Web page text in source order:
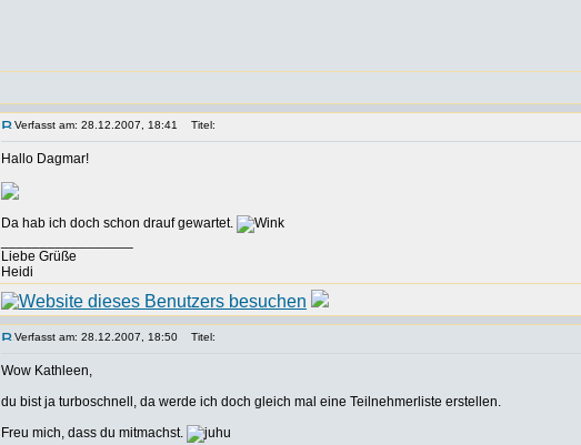
Verfasst am: 28.12.2007, 18:41 Titel:
Hallo Dagmar!
Da hab ich doch schon drauf gewartet.
Liebe Grüße
Heidi
Verfasst am: 28.12.2007, 18:50 Titel:
Wow Kathleen,
du bist ja turboschnell, da werde ich doch gleich mal eine Teilnehmerliste erstellen.
Freu mich, dass du mitmachst.